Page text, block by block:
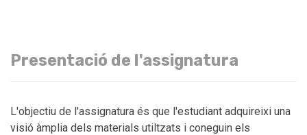
Presentació de l'assignatura
L'objectiu de l'assignatura és que l'estudiant adquireixi una
visió àmplia dels materials utiltzats i coneguin els